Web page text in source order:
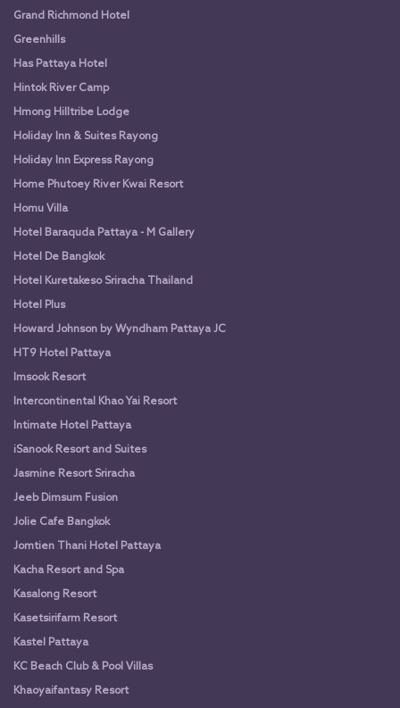
Grand Richmond Hotel
Greenhills
Has Pattaya Hotel
Hintok River Camp
Hmong Hilltribe Lodge
Holiday Inn & Suites Rayong
Holiday Inn Express Rayong
Home Phutoey River Kwai Resort
Homu Villa
Hotel Baraquda Pattaya - M Gallery
Hotel De Bangkok
Hotel Kuretakeso Sriracha Thailand
Hotel Plus
Howard Johnson by Wyndham Pattaya JC
HT9 Hotel Pattaya
Imsook Resort
Intercontinental Khao Yai Resort
Intimate Hotel Pattaya
iSanook Resort and Suites
Jasmine Resort Sriracha
Jeeb Dimsum Fusion
Jolie Cafe Bangkok
Jomtien Thani Hotel Pattaya
Kacha Resort and Spa
Kasalong Resort
Kasetsirifarm Resort
Kastel Pattaya
KC Beach Club & Pool Villas
Khaoyaifantasy Resort